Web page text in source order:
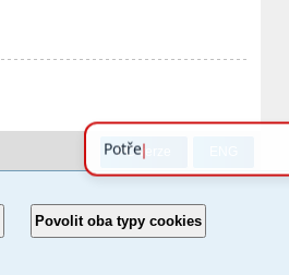
PC verze
Povolit oba typy cookies